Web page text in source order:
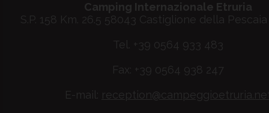
Camping Internazionale Etruria
S.P. 158 Km. 26.5 58043 Castiglione della
Tel. +39 0564 933 483
Fax: +39 0564 938 247
E-mail: